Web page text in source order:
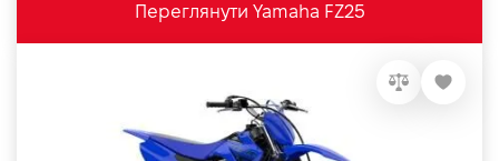
Переглянути Yamaha FZ25